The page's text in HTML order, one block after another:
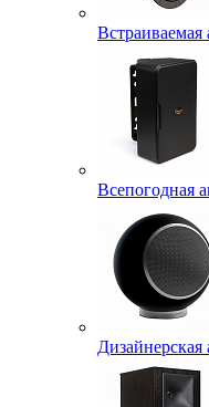
Встраиваемая
Всепогодная
Дизайнерская